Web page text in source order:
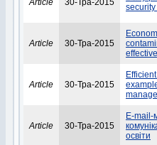
Article 30-Тра-2015
Article 30-Тра-2015
Article 30-Тра-2015
Article 30-Тра-2015
E-mail-
освіти